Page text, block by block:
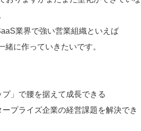
業界で強い営業組織といえば
緒に作っていきたいです。
」で腰を据えて成長できる
プライズ企業の経営課題を解決でき